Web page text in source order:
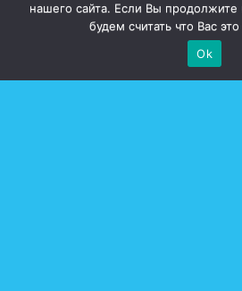
нашего сайта. Если Вы продолжите
будем считать что Вас
Ok